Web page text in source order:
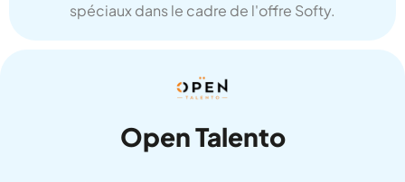
spéciaux dans le cadre de l'offre Softy.
Open Talento